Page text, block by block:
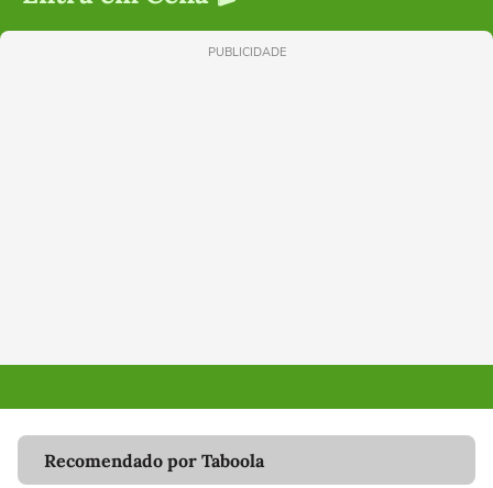
PUBLICIDADE
Recomendado por Taboola